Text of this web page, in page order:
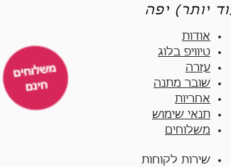
אודות
טיוויפ בלוג
עזרה
שובר מתנה
אחריות
תנאי שימוש
משלוחים
שירות לקוחות